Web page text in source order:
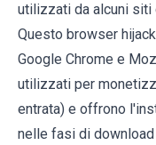
utilizzati da alcuni
Questo browser
Google Chrome e
utilizzati per
entrata) e offrono
nelle fasi di